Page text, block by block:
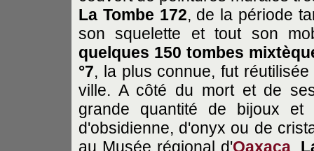
La Tombe 172, de la période
son squelette et tout son
quelques 150 tombes
°7, la plus connue, fut
ville. A côté du mort et de
grande quantité de bijoux
d'obsidienne, d'onyx ou de
au Musée régional d'Oaxaca.